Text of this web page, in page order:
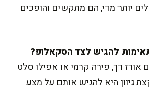
יותר מדי, הם מתקשים והופכים
אורז רך, פירה קרמי או אפילו סלט
גיוון היא להגיש אותם על מצע